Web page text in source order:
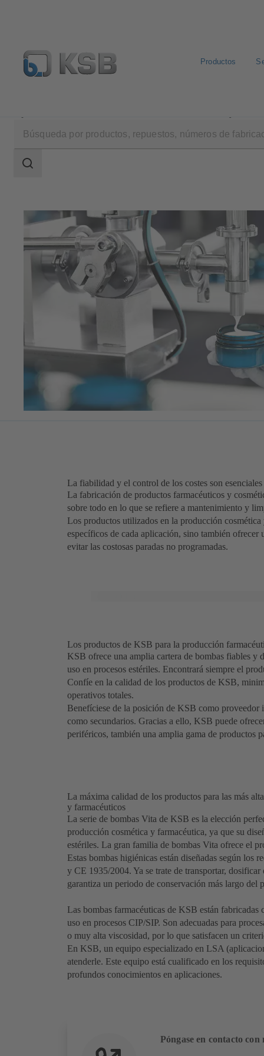
Productos
Área
La fiabilidad y el control de los costes son
La fabricación de productos farmacéuticos y
sobre todo en lo que se refiere a mantenimiento y
Los productos utilizados en la producción
específicos de cada aplicación, sino también
evitar las costosas paradas no programadas.
Los productos de KSB para la producción
KSB ofrece una amplia cartera de bombas fiables y
uso en procesos estériles. Encontrará siempre el
Confíe en la calidad de los productos de KSB,
operativos totales.
Benefíciese de la posición de KSB como proveedor
como secundarios. Gracias a ello, KSB puede
periféricos, también una amplia gama de productos
La máxima calidad de los productos para las más
y farmacéuticos
La serie de bombas Vita de KSB es la elección
producción cosmética y farmacéutica, ya que su
estériles. La gran familia de bombas Vita ofrece el
Estas bombas higiénicas están diseñadas según
y CE 1935/2004. Ya se trate de transportar,
garantiza un periodo de conservación más largo
Las bombas farmacéuticas de KSB están
uso en procesos CIP/SIP. Son adecuadas para
o muy alta viscosidad, por lo que satisfacen un
En KSB, un equipo especializado en LSA
atenderle. Este equipo está cualificado en los
profundos conocimientos en aplicaciones.
Póngase en contacto con